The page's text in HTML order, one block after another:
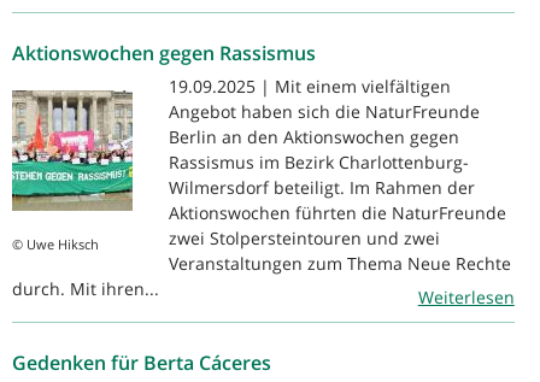
Aktionswochen gegen Rassismus
© Uwe Hiksch
19.09.2025 | Mit einem vielfältigen
Angebot haben sich die NaturFreunde
Berlin an den Aktionswochen gegen
Rassismus im Bezirk Charlottenburg-
Wilmersdorf beteiligt. Im Rahmen der
Aktionswochen führten die NaturFreunde
zwei Stolpersteintouren und zwei
Veranstaltungen zum Thema Neue Rechte
durch. Mit ihren...
Weiterlesen
Gedenken für Berta Cáceres